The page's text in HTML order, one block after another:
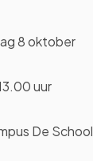
8 oktober
uur
De School